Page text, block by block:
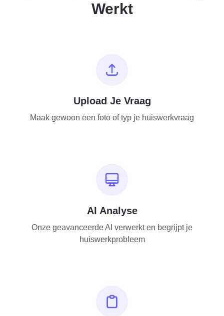
Werkt
Upload Je Vraag
Maak gewoon een foto of typ je huiswerkvraag
AI Analyse
Onze geavanceerde AI verwerkt en begrijpt je
huiswerkprobleem